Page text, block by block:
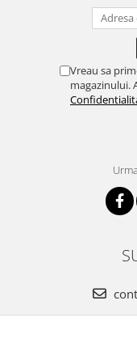
Vreau sa
magazinului.